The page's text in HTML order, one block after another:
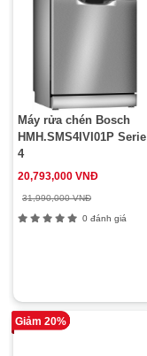
Máy rửa chén Bosch
HMH.SMS4IVI01P Serie
4
20,793,000 VNĐ
31,990,000 VNĐ
0 đánh giá
Giảm 20%